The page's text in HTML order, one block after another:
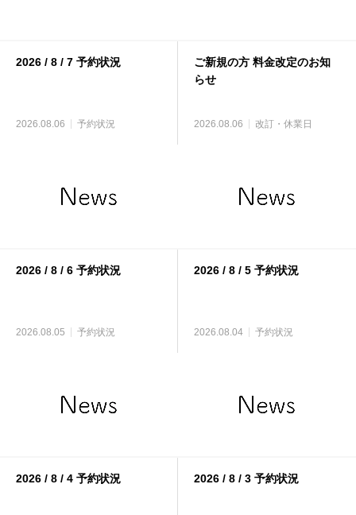
2026 / 8 / 7 予約状況
2026.08.06 予約状況
ご新規の方 料金改定のお知
らせ
2026.08.06 改訂・休業日
2026 / 8 / 6 予約状況
2026.08.05 予約状況
2026 / 8 / 5 予約状況
2026.08.04 予約状況
2026 / 8 / 4 予約状況 2026 / 8 / 3 予約状況